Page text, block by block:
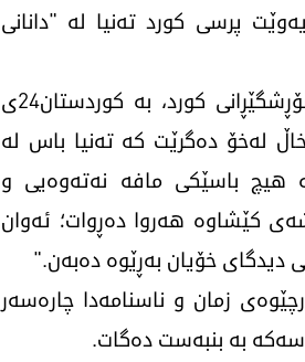
پرسی کورد تەنیا لە "دانانی
عەبدولحەی ئۆکوموش، جێگری سەرۆکی کۆمەڵەی دیموکرات و شۆڕشگێڕانی کورد، بە کوردستان24ی
"ئەو یاسای چوارچێوەیەی باس دەکرێت، نزیکەی 6 بۆ 7 خاڵ لەخۆ دەگرێت کە تەنیا باس لە
هیچ باسێکی مافە نەتەوەیی و
کێشاوە هەروا دەڕوات؛ ئەوان
دیدگای خۆیان بەڕێوە دەبەن."
زمان و ناسنامەدا چارەسەر
بە بنبەست دەگات.